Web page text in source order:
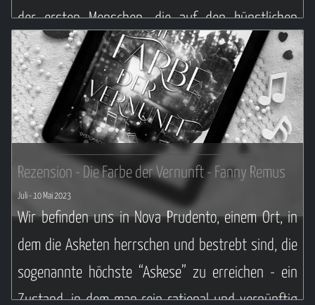
Weiterlesen ...
der ersten Menschen, die auf den künstlichen
Kontinent Lex im Pazifik umsiedeln — ein
utopisches Paradies für all diejenigen, die es sich
leisten können.
Weiterlesen ...
Rezension - Die Farbe der Vernunft - Fanny Remus
Juli - 10 Mai 2023
Wir befinden uns in Nova Prudento, einem Ort, in
dem die Asketen herrschen und bestrebt sind, die
sogenannte höchste “Askese” zu erreichen - ein
Zustand, in dem man rein rational und vernünftig